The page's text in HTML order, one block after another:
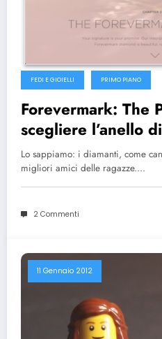
FEDI E GIOIELLI PRIMO PIANO
Forevermark: The
scegliere l’anello
Lo sappiamo: i diamanti, come
migliori amici delle ragazze.…
2 Commenti
11 Gennaio 2012